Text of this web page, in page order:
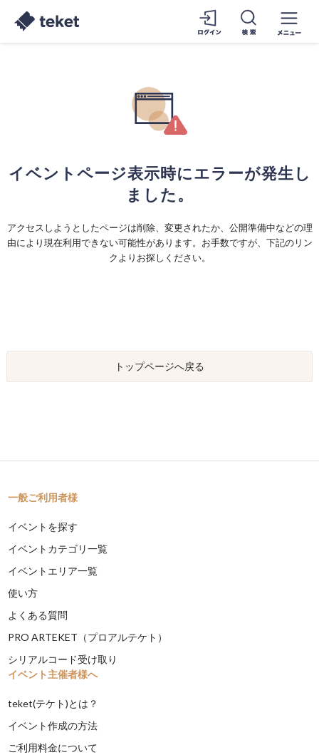
イベントページ表示時にエラーが発生し
ました。
アクセスしようとしたページは削除、変更されたか、公開準備中などの理
由により現在利用できない可能性があります。お手数ですが、下記のリン
クよりお探しください。
トップページへ戻る
一般ご利用者様
イベントを探す
イベントカテゴリ一覧
イベントエリア一覧
使い方
よくある質問
PRO ARTEKET（プロアルテケト）
シリアルコード受け取り
イベント主催者様へ
teket(テケト)とは？
イベント作成の方法
ご利用料金について